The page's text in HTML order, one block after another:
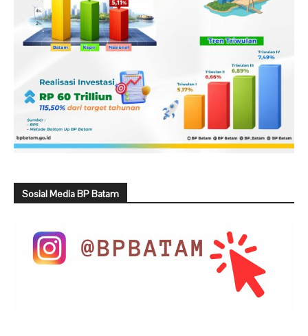
Sosial Media BP Batam